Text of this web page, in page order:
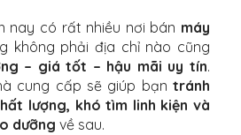
nay có rất nhiều nơi bán máy
không phải địa chỉ nào cũng
– giá tốt – hậu mãi uy tín.
cung cấp sẽ giúp bạn tránh
lượng, khó tìm linh kiện và
dưỡng về sau.